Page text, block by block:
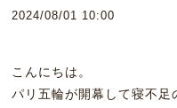
2024/08/01 10:00
こんにちは。
パリ五輪が開幕して寝不足